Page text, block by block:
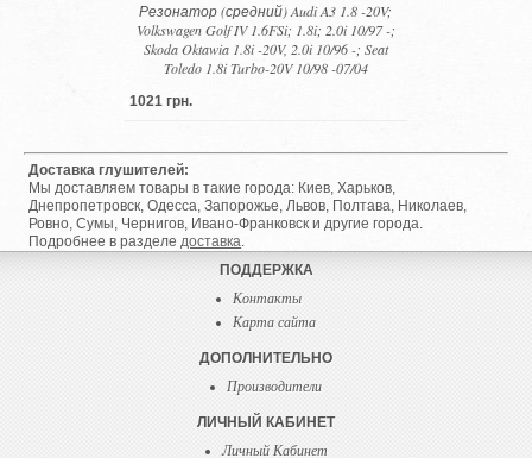
Резонатор (средний) Audi A3 1.8 -20V;
Volkswagen Golf IV 1.6FSi; 1.8i; 2.0i 10/97 -;
Skoda Oktawia 1.8i -20V, 2.0i 10/96 -; Seat
Toledo 1.8i Turbo-20V 10/98 -07/04
1021 грн.
Доставка глушителей:
Мы доставляем товары в такие города: Киев, Харьков,
Днепропетровск, Одесса, Запорожье, Львов, Полтава, Николаев,
Ровно, Сумы, Чернигов, Ивано-Франковск и другие города.
Подробнее в разделедоставка.
ПОДДЕРЖКА
Контакты
Карта сайта
ДОПОЛНИТЕЛЬНО
Производители
ЛИЧНЫЙ КАБИНЕТ
Личный Кабинет